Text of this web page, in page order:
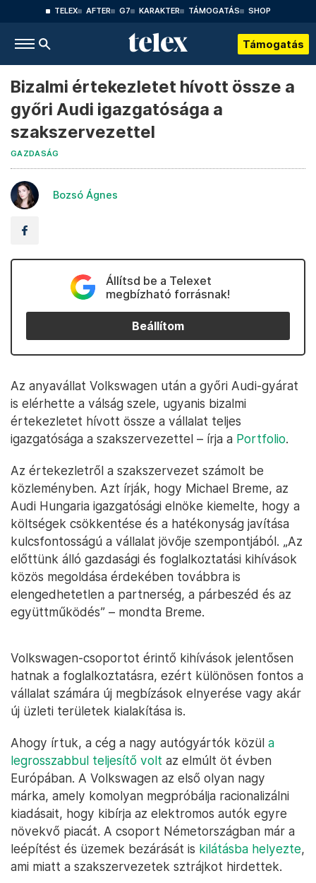
TELEX AFTER G7 KARAKTER TÁMOGATÁS SHOP
Támogatás
Bizalmi értekezletet hívott össze a
győri Audi igazgatósága a
szakszervezettel
GAZDASÁG
Bozsó Ágnes
Állítsd be a Telexet
megbízható forrásnak!
Beállítom
Az anyavállat Volkswagen után a győri Audi-gyárat
is elérhette a válság szele, ugyanis bizalmi
értekezletet hívott össze a vállalat teljes
igazgatósága a szakszervezettel – írja a Portfolio.
Az értekezletről a szakszervezet számolt be
közleményben. Azt írják, hogy Michael Breme, az
Audi Hungaria igazgatósági elnöke kiemelte, hogy a
költségek csökkentése és a hatékonyság javítása
kulcsfontosságú a vállalat jövője szempontjából. „Az
előttünk álló gazdasági és foglalkoztatási kihívások
közös megoldása érdekében továbbra is
elengedhetetlen a partnerség, a párbeszéd és az
együttműködés” – mondta Breme.
Volkswagen-csoportot érintő kihívások jelentősen
hatnak a foglalkoztatásra, ezért különösen fontos a
vállalat számára új megbízások elnyerése vagy akár
új üzleti területek kialakítása is.
Ahogy írtuk, a cég a nagy autógyártók közül a
legrosszabbul teljesítő volt az elmúlt öt évben
Európában. A Volkswagen az első olyan nagy
márka, amely komolyan megpróbálja racionalizálni
kiadásait, hogy kibírja az elektromos autók egyre
növekvő piacát. A csoport Németországban már a
leépítést és üzemek bezárását is kilátásba helyezte,
ami miatt a szakszervezetek sztrájkot hirdettek.